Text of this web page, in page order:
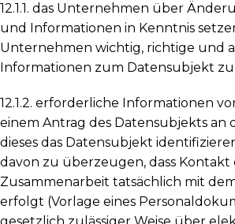
12.1.1. das Unternehmen über
und Informationen in Kenntnis
Unternehmen wichtig, richtige und
Informationen zum Datensubjekt zu
12.1.2. erforderliche Informationen
einem Antrag des Datensubjekts an
dieses das Datensubjekt
davon zu überzeugen, dass Kontakt
Zusammenarbeit tatsächlich mit
erfolgt (Vorlage eines